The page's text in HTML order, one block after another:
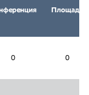
Площадь
0 0